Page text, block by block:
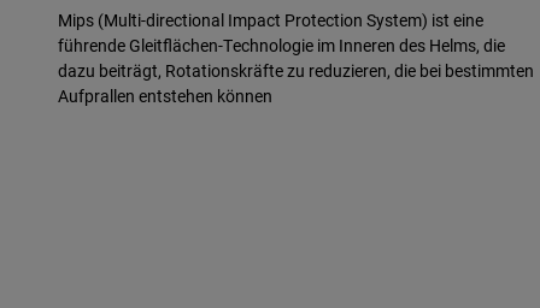
Mips (Multi-directional Impact Protection System) ist eine
führende Gleitflächen-Technologie im Inneren des Helms, die
dazu beiträgt, Rotationskräfte zu reduzieren, die bei bestimmten
Aufprallen entstehen können